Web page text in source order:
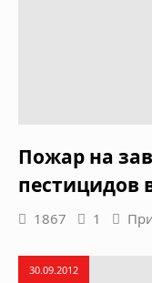
Пожар на
пестицидов
1867 1
30.09.2012